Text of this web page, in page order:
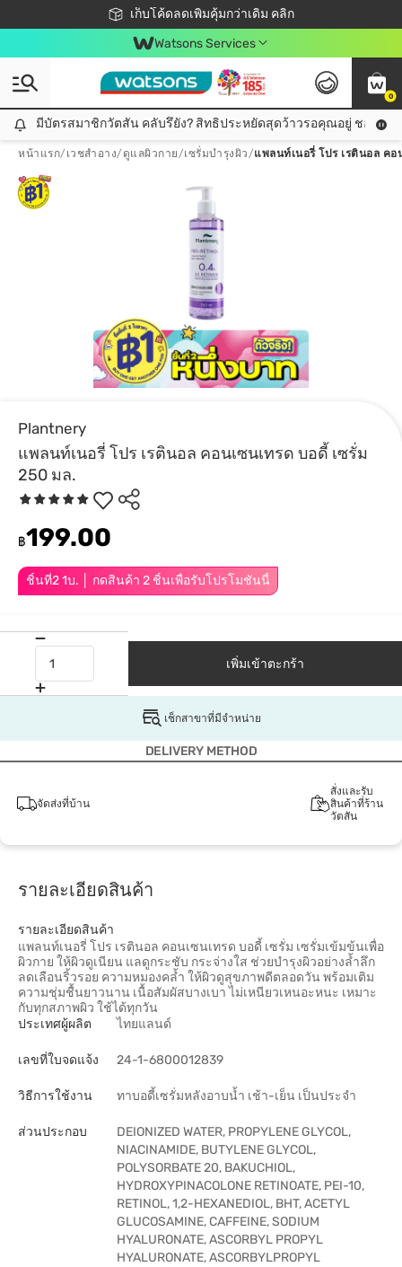
เก็บโค้ดลดเพิ่มคุ้มกว่าเดิม คลิก
ชอปออนไลน์ครั้งแรก ลดเพิ่มจุก ๆ 10%! 🎉
📦ส่งฟรี! เมื่อชอป 499฿
สมาชิกวัตสัน คลับดียังไง?
Watsons Services
0
มีบัตรสมาชิกวัตสัน คลับรึยัง? สิทธิประหยัดสุดว้าวรอคุณอยู่ ชอปคุ้มกว่าเดิม คลิก!
มีบัตรสมาชิกวัตสัน คลับรึยัง? สิทธิประหยัดสุดว้าวรอคุณอยู่ ชอปคุ้มก
หน้าแรก/ เวชสำอาง/ ดูแลผิวกาย/เซรั่มบำรุงผิว/แพลนท์เนอรี่ โปร เรตินอล ค
Plantnery
แพลนท์เนอรี่ โปร เรตินอล คอนเซนเทรด บอดี้ เซรั่ม
250 มล.
ชิ้นที่2 1บ. │ กดสินค้า 2 ชิ้นเพื่อรับโปรโมชันนี้
฿199.00
เพิ่มเข้าตะกร้า
เช็กสาขาที่มีจำหน่าย
DELIVERY METHOD
จัดส่งที่บ้าน
สั่งและรับ
สินค้าที่ร้าน
วัตสัน
รายละเอียดสินค้า
รายละเอียดสินค้า
แพลนท์เนอรี่ โปร เรตินอล คอนเซนเทรด บอดี้ เซรั่ม เซรั่มเข้มข้นเพื่อ
ผิวกาย ให้ผิวดูเนียน แลดูกระชับ กระจ่างใส ช่วยบำรุงผิวอย่างล้ำลึก
ลดเลือนริ้วรอย ความหมองคล้ำ ให้ผิวดูสุขภาพดีตลอดวัน พร้อมเติม
ความชุ่มชื้นยาวนาน เนื้อสัมผัสบางเบา ไม่เหนียวเหนอะหนะ เหมาะ
กับทุกสภาพผิว ใช้ได้ทุกวัน
ประเทศผู้ผลิต
ไทยแลนด์
เลขที่ใบจดแจ้ง 24-1-6800012839
วิธีการใช้งาน ทาบอดี้เซรั่มหลังอาบน้ำ เช้า-เย็น เป็นประจำ
ส่วนประกอบ
DEIONIZED WATER, PROPYLENE GLYCOL,
NIACINAMIDE, BUTYLENE GLYCOL,
POLYSORBATE 20, BAKUCHIOL,
HYDROXYPINACOLONE RETINOATE, PEI-10,
RETINOL, 1,2-HEXANEDIOL, BHT, ACETYL
GLUCOSAMINE, CAFFEINE, SODIUM
HYALURONATE, ASCORBYL PROPYL
HYALURONATE, ASCORBYLPROPYL